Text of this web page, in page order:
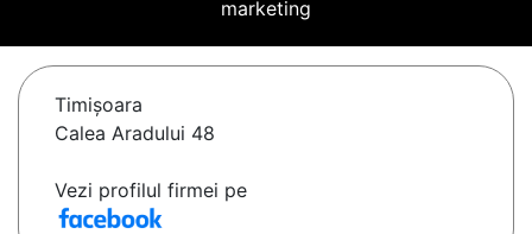
marketing
Timişoara
Calea Aradului 48
Vezi profilul firmei pe